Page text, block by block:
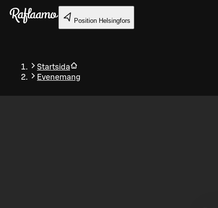
Gå till huvudinnehållet
Position Helsingfors
Startsida
Evenemang
Tillbaka